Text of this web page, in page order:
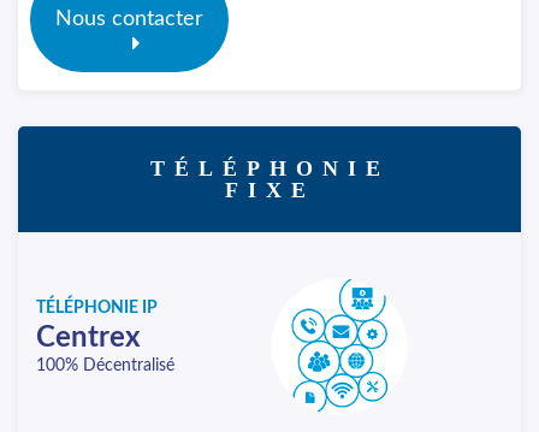
Nous contacter
TÉLÉPHONIE
FIXE
TÉLÉPHONIE IP
Centrex
100% Décentralisé